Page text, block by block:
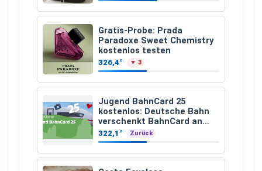
Gratis-Probe: Prada
Paradoxe Sweet Chemistry
kostenlos testen
326,4° ▼ 3
Jugend BahnCard 25
kostenlos: Deutsche Bahn
verschenkt BahnCard an
Kinder und Jugendliche
322,1° Zurück